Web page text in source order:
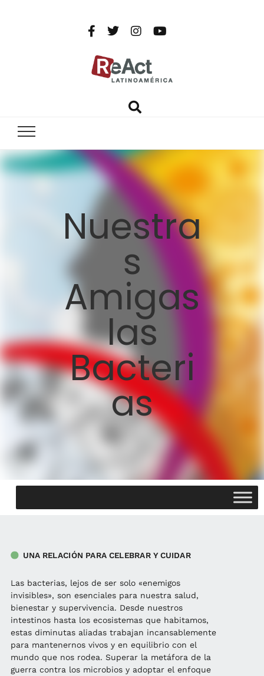
Por un mundo libre de infecciones intratables
Nuestra
s
Amigas
las
Bacteri
as
UNA RELACIÓN PARA CELEBRAR Y CUIDAR
Las bacterias, lejos de ser solo «enemigos
invisibles», son esenciales para nuestra salud,
bienestar y supervivencia. Desde nuestros
intestinos hasta los ecosistemas que habitamos,
estas diminutas aliadas trabajan incansablemente
para mantenernos vivos y en equilibrio con el
mundo que nos rodea. Superar la metáfora de la
guerra contra los microbios y adoptar el enfoque